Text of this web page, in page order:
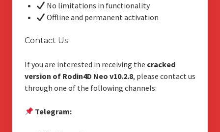
No limitations in functionality
Offline and permanent activation
Contact Us
If you are interested in receiving the cracked
version of Rodin4D Neo v10.2.8, please contact us
through one of the following channels:
Telegram: